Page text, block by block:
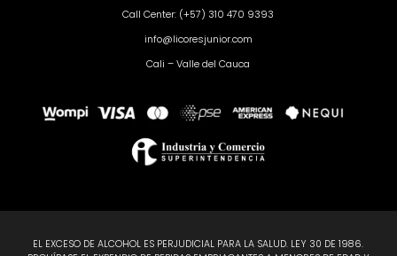
Call Center: (+57) 310 470 9393
info@licoresjunior.com
Cali – Valle del Cauca
EL EXCESO DE ALCOHOL ES PERJUDICIAL PARA LA SALUD. LEY 30 DE 1986.